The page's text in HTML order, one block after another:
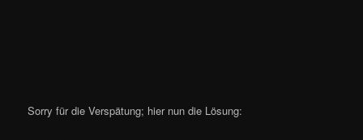
Sorry für die Verspätung; hier nun die Lösung: